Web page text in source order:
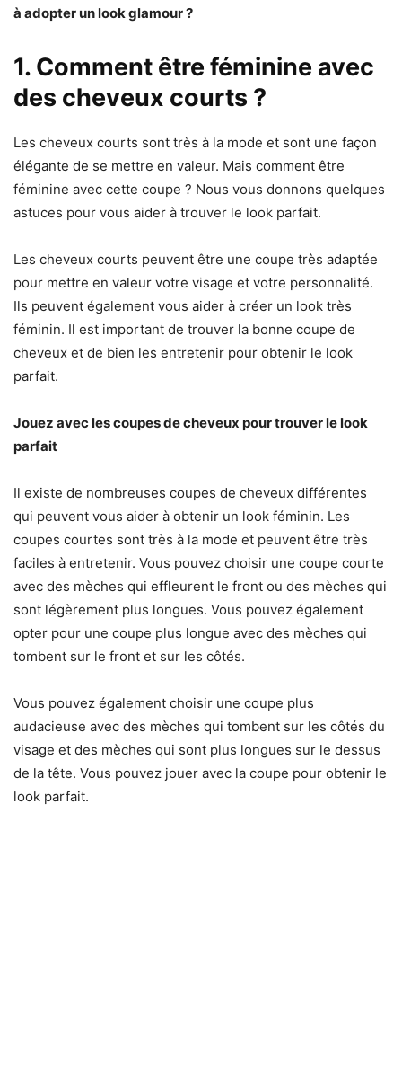
à adopter un look glamour ?
1. Comment être féminine avec
des cheveux courts ?
Les cheveux courts sont très à la mode et sont une façon
élégante de se mettre en valeur. Mais comment être
féminine avec cette coupe ? Nous vous donnons quelques
astuces pour vous aider à trouver le look parfait.
Les cheveux courts peuvent être une coupe très adaptée
pour mettre en valeur votre visage et votre personnalité.
Ils peuvent également vous aider à créer un look très
féminin. Il est important de trouver la bonne coupe de
cheveux et de bien les entretenir pour obtenir le look
parfait.
Jouez avec les coupes de cheveux pour trouver le look
parfait
Il existe de nombreuses coupes de cheveux différentes
qui peuvent vous aider à obtenir un look féminin. Les
coupes courtes sont très à la mode et peuvent être très
faciles à entretenir. Vous pouvez choisir une coupe courte
avec des mèches qui effleurent le front ou des mèches qui
sont légèrement plus longues. Vous pouvez également
opter pour une coupe plus longue avec des mèches qui
tombent sur le front et sur les côtés.
Vous pouvez également choisir une coupe plus
audacieuse avec des mèches qui tombent sur les côtés du
visage et des mèches qui sont plus longues sur le dessus
de la tête. Vous pouvez jouer avec la coupe pour obtenir le
look parfait.